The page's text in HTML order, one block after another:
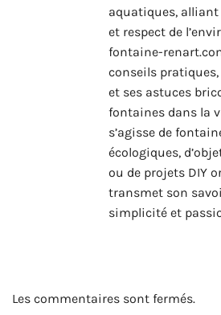
aquatiques,
et respect de
fontaine-
conseils
et ses astuces
fontaines dans la
s’agisse de
écologiques,
ou de projets DIY
transmet son
simplicité et
Les commentaires sont fermés.